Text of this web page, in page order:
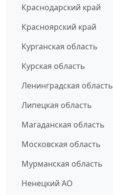
Краснодарский край
Красноярский край
Курганская область
Курская область
Ленинградская область
Липецкая область
Магаданская область
Московская область
Мурманская область
Ненецкий АО